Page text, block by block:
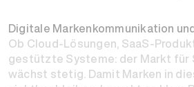
Digitale Markenkommunikation
Ob Cloud-Lösungen, SaaS-
gestützte Systeme: der Markt für
wächst stetig. Damit Marken in